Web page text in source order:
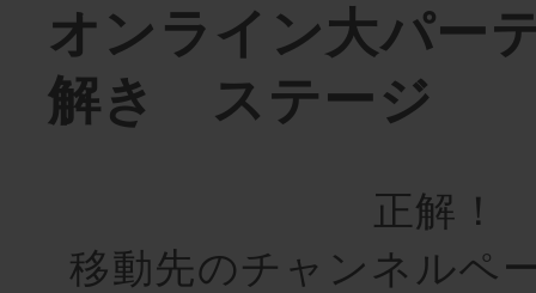
オンライン大パー
解き ステージ
正解！
移動先のチャンネルペ